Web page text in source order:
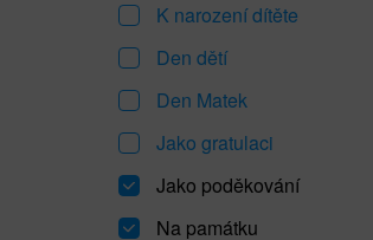
K narození dítěte
Den dětí
Den Matek
Jako gratulaci
Jako poděkování
Na památku